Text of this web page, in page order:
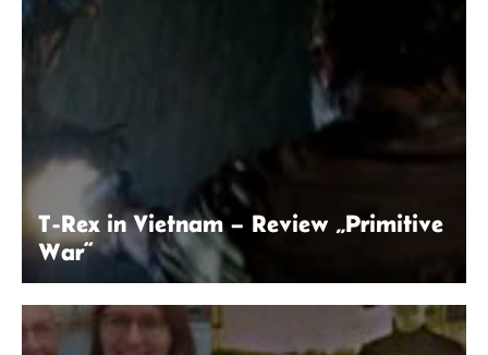
T-Rex in Vietnam – Review „Primitive
War“